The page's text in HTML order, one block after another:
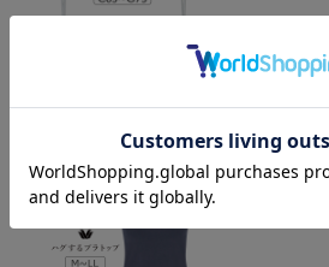
ダー 65/70/
CLB759｜ワコ